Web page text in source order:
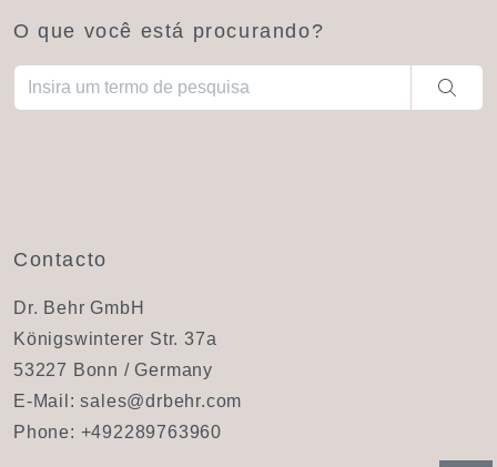
O que você está procurando?
Quando estiverem disponíveis resultados de
Contacto
Dr. Behr GmbH
Königswinterer Str. 37a
53227 Bonn / Germany
E-Mail:sales@drbehr.com
Phone: +492289763960